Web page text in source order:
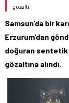
gözaltı
Samsun’da bir
Erzurum’dan
doğuran sentetik
gözaltına alındı.